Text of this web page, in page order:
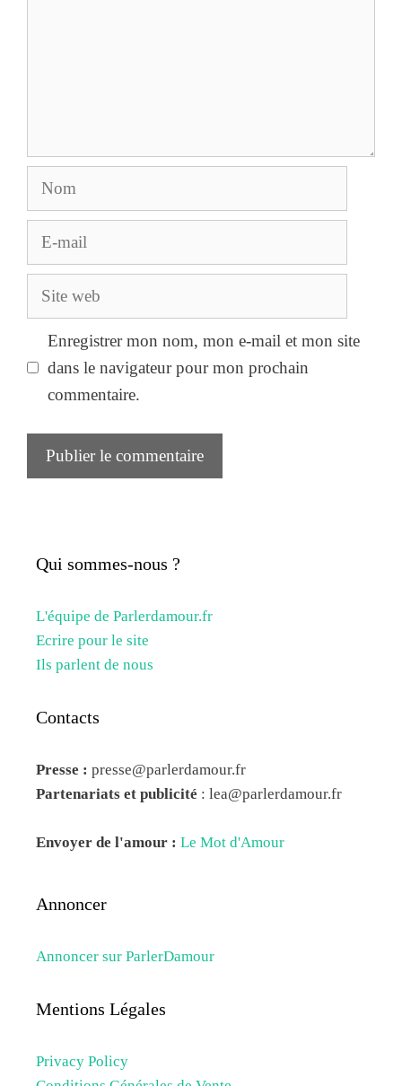
Nom
E-
Site
Enregistrer mon nom, mon e-mail et mon site
dans le navigateur pour mon prochain
commentaire.
Qui sommes-nous ?
L'équipe de Parlerdamour.fr
Ecrire pour le site
Ils parlent de nous
Contacts
Presse : presse@parlerdamour.fr
Partenariats et publicité : lea@parlerdamour.fr
Envoyer de l'amour : Le Mot d'Amour
Annoncer
Annoncer sur ParlerDamour
Mentions Légales
Privacy Policy